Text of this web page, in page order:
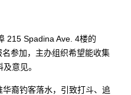
215 Spadina Ave. 4楼的
参加，主办组织希望能收集
意见。
裔钓客落水，引致打斗、追